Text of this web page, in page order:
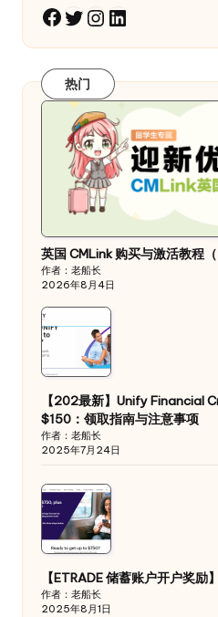
Facebook
Twitter
Instagram
LinkedIn
热门
英国 CMLink 购买与激活教程
作者：老船长
2026年8月4日
【202最新】Unify Financial
$150：领取指南与注意事项
作者：老船长
2025年7月24日
【ETRADE 储蓄账户开户奖励
作者：老船长
2025年8月1日